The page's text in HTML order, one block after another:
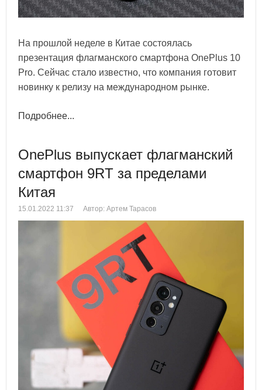
На прошлой неделе в Китае состоялась
презентация флагманского смартфона OnePlus 10
Pro. Сейчас стало известно, что компания готовит
новинку к релизу на международном рынке.
Подробнее...
OnePlus выпускает флагманский
смартфон 9RT за пределами
Китая
15.01.2022 11:37 Автор: Артем Тарасов